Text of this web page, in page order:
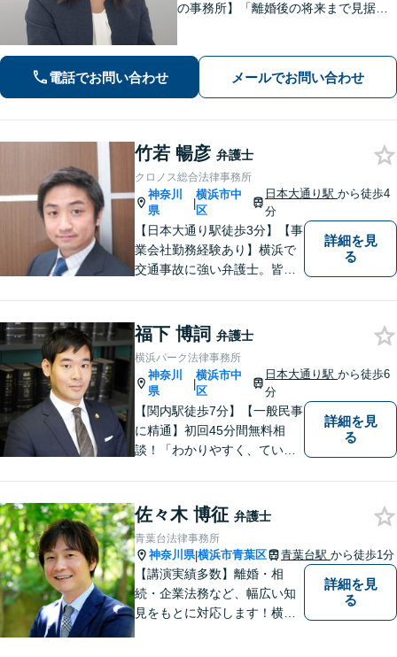
の事務所】「離婚後の将来まで見据え
い相続問題に対応する豊富な実績」
「相続登記義務化に対応」【WEB面談
電話でお問い合わせ メールでお問い合わせ
竹若 暢彦 弁護士
クロノス総合法律事務所
神奈川
県
|
横浜市中
区
日本大通り駅から徒歩4
分
【日本大通り駅徒歩3分】【事
業会社勤務経験あり】横浜で
交通事故に強い弁護士。皆様
最大限サポートいたします。
初回無料相談にて、お気軽に
ご相談くださいませ。
詳細を見
る
福下 博詞 弁護士
横浜パーク法律事務所
神奈川
県
|
横浜市中
区
日本大通り駅から徒歩6
分
【関内駅徒歩7分】【一般民事
に精通】初回45分間無料相
談！「わかりやすく、ていね
いく解決まで、全てお任せく
ださい。まずはお気軽にご相
談を！【土曜相談OK】
詳細を見
る
佐々木 博征 弁護士
青葉台法律事務所
神奈川県|横浜市青葉区 青葉台駅 から徒歩1分
【講演実績多数】離婚・相
続・企業法務など、幅広い知
見をもとに対応します！横
詳細を見
る